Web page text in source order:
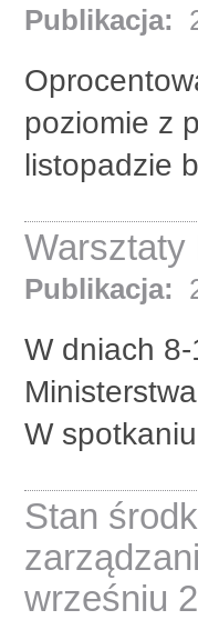
Publikacja:
poziomie z
listopadzie
Warsztaty
Publikacja:
W dniach
W
Stan
wrześniu